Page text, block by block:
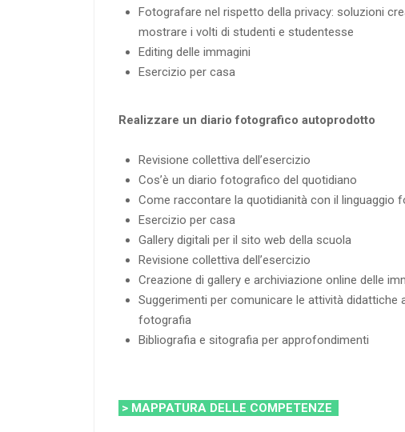
Fotografare nel rispetto della privacy: soluzioni
mostrare i volti di studenti e studentesse
Editing delle immagini
Esercizio per casa
Realizzare un diario fotografico autoprodotto
Revisione collettiva dell’esercizio
Cos’è un diario fotografico del quotidiano
Come raccontare la quotidianità con il linguaggio
Esercizio per casa
Gallery digitali per il sito web della scuola
Revisione collettiva dell’esercizio
Creazione di gallery e archiviazione online delle
Suggerimenti per comunicare le attività didattiche
fotografia
Bibliografia e sitografia per approfondimenti
> MAPPATURA DELLE COMPETENZE